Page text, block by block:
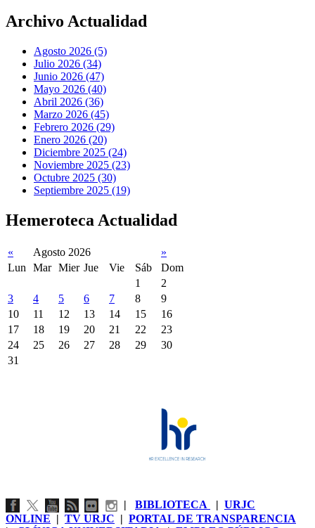
Archivo Actualidad
Agosto 2026 (5)
Julio 2026 (34)
Junio 2026 (47)
Mayo 2026 (40)
Abril 2026 (36)
Marzo 2026 (45)
Febrero 2026 (29)
Enero 2026 (20)
Diciembre 2025 (24)
Noviembre 2025 (23)
Octubre 2025 (30)
Septiembre 2025 (19)
Hemeroteca Actualidad
« Agosto 2026
»
Lun
Mar Mier Jue Vie Sáb
Dom
1
2
3
4 5 6 7 8
9
10
11 12 13 14 15
16
17
18 19 20 21 22
23
24
25 26 27 28 29
30
31
| BIBLIOTECA | URJC
ONLINE | TV URJC | PORTAL DE TRANSPARENCIA